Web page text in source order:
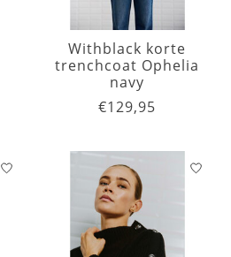
Withblack korte
trenchcoat Ophelia
navy
€129,95